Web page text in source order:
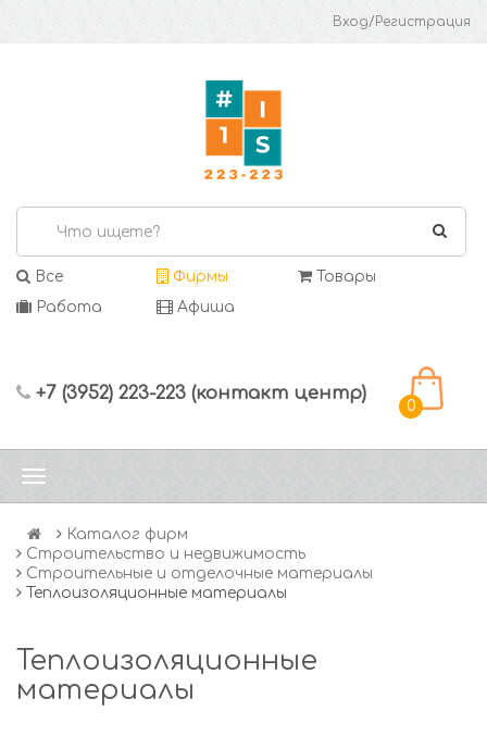
Вход/Регистрация
Все Фирмы
Товары
Работа
Афиша
+7 (3952) 223-223 (контакт центр)
0
Каталог фирм
Строительство и недвижимость
Строительные и отделочные материалы
Теплоизоляционные материалы
Теплоизоляционные
материалы